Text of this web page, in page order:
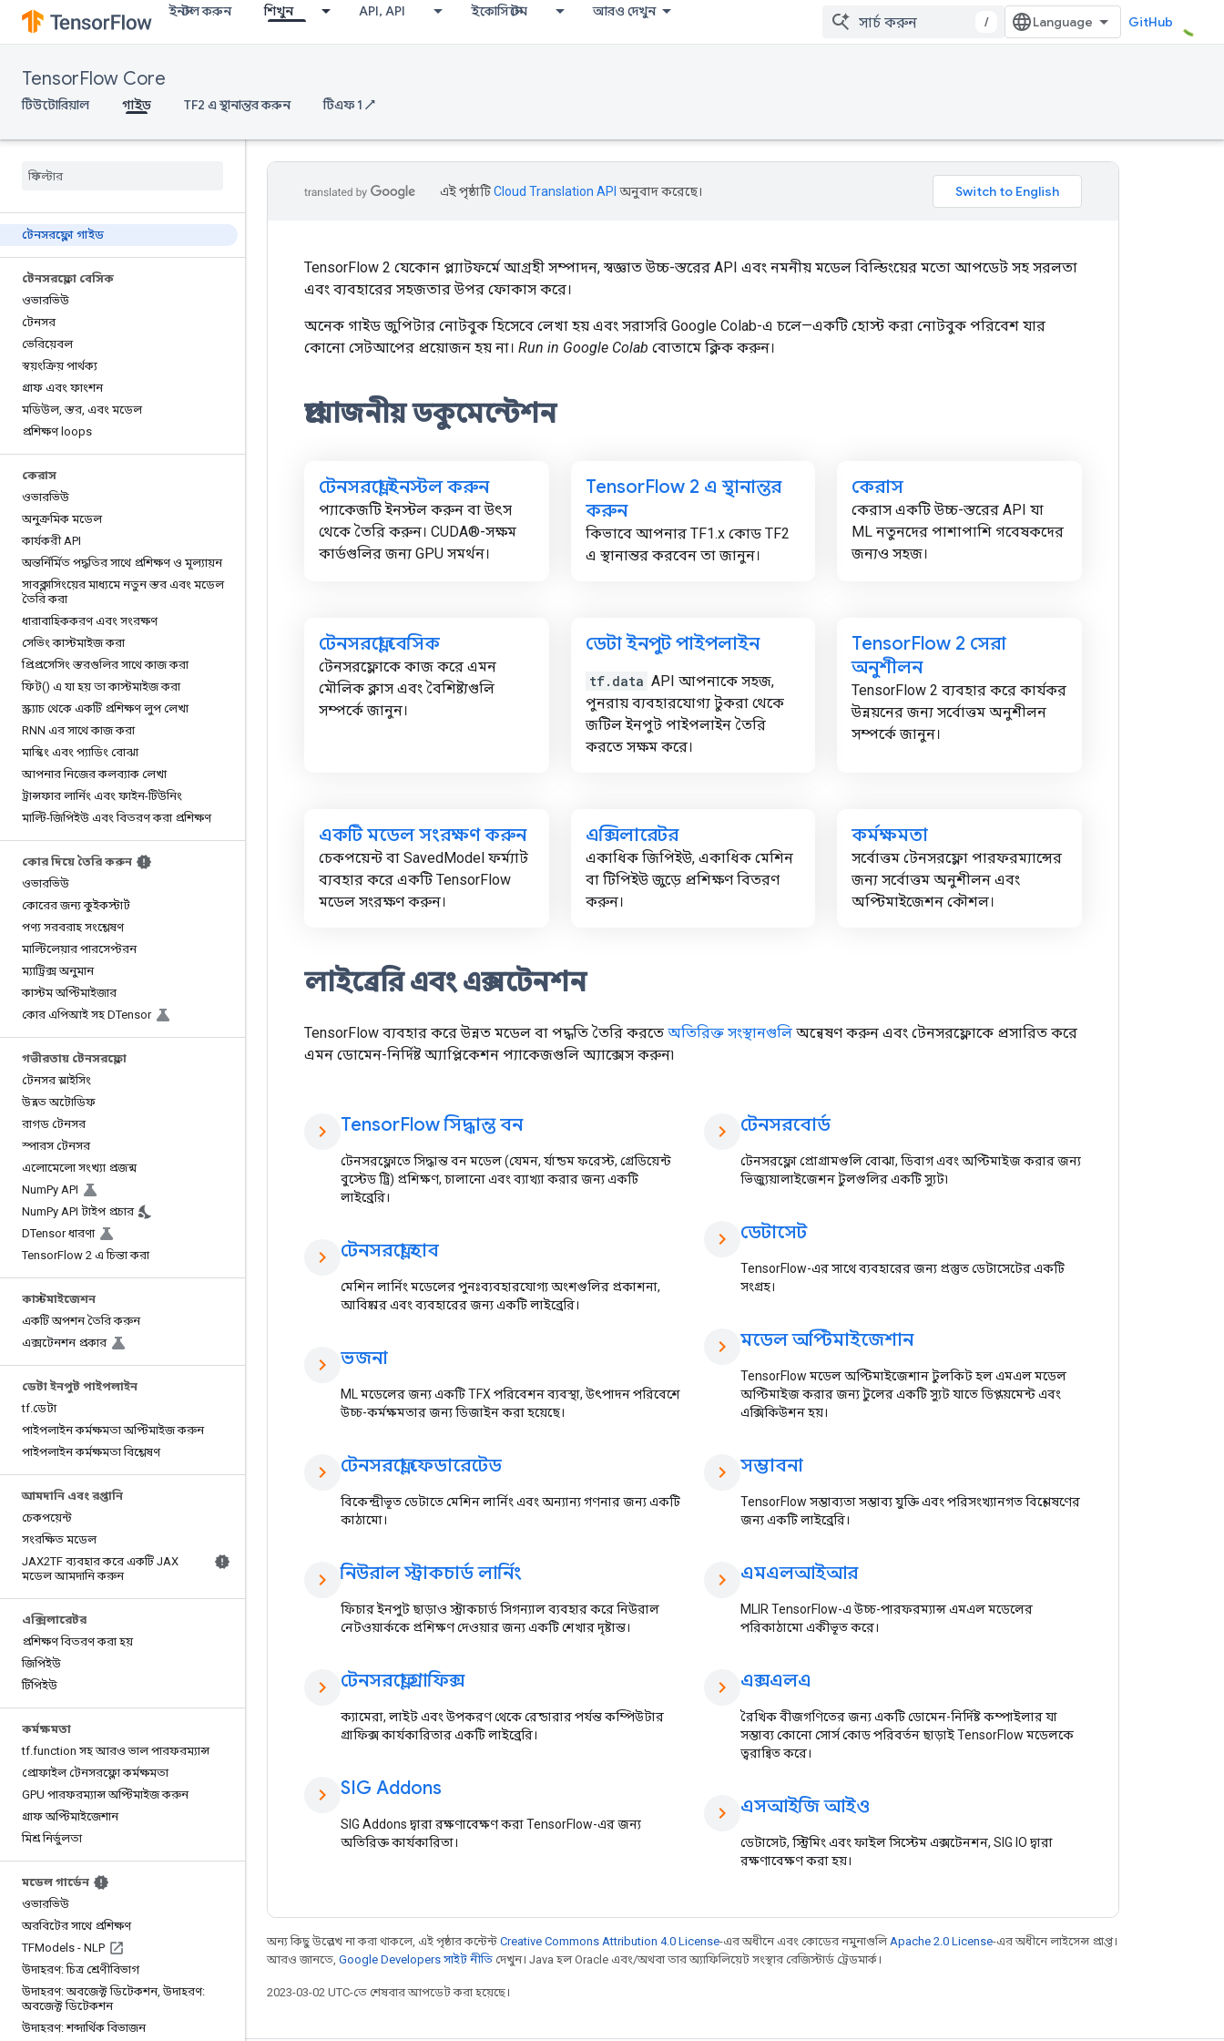
ইনস্টল করুন শিখুন API, API ইকোসিস্টেম আরও দেখুন
/ GitHub
TensorFlow Core
টিউটোরিয়াল গাইড TF2 এ স্থানান্তর করুন টিএফ 1 ↗
টেনসরফ্লো গাইড
টেনসরফ্লো বেসিক
ওভারভিউ
টেনসর
ভেরিয়েবল
স্বয়ংক্রিয় পার্থক্য
গ্রাফ এবং ফাংশন
মডিউল, স্তর, এবং মডেল
প্রশিক্ষণ loops
কেরাস
ওভারভিউ
অনুক্রমিক মডেল
কার্যকরী API
অন্তর্নির্মিত পদ্ধতির সাথে প্রশিক্ষণ ও মূল্যায়ন
সাবক্লাসিংয়ের মাধ্যমে নতুন স্তর এবং মডেল
তৈরি করা
ধারাবাহিককরণ এবং সংরক্ষণ
সেভিং কাস্টমাইজ করা
প্রিপ্রসেসিং স্তরগুলির সাথে কাজ করা
ফিট() এ যা হয় তা কাস্টমাইজ করা
স্ক্র্যাচ থেকে একটি প্রশিক্ষণ লুপ লেখা
RNN এর সাথে কাজ করা
মাস্কিং এবং প্যাডিং বোঝা
আপনার নিজের কলব্যাক লেখা
ট্রান্সফার লার্নিং এবং ফাইন-টিউনিং
মাল্টি-জিপিইউ এবং বিতরণ করা প্রশিক্ষণ
কোর দিয়ে তৈরি করুন
ওভারভিউ
কোরের জন্য কুইকস্টার্ট
পণ্য সরবরাহ সংশ্লেষণ
মাল্টিলেয়ার পারসেপ্টরন
ম্যাট্রিক্স অনুমান
কাস্টম অপ্টিমাইজার
কোর এপিআই সহ DTensor
গভীরতায় টেনসরফ্লো
টেনসর স্লাইসিং
উন্নত অটোডিফ
রাগড টেনসর
স্পারস টেনসর
এলোমেলো সংখ্যা প্রজন্ম
NumPy API
NumPy API টাইপ প্রচার
DTensor ধারণা
TensorFlow 2 এ চিন্তা করা
কাস্টমাইজেশন
একটি অপশন তৈরি করুন
এক্সটেনশন প্রকার
ডেটা ইনপুট পাইপলাইন
tf.ডেটা
পাইপলাইন কর্মক্ষমতা অপ্টিমাইজ করুন
পাইপলাইন কর্মক্ষমতা বিশ্লেষণ
আমদানি এবং রপ্তানি
চেকপয়েন্ট
সংরক্ষিত মডেল
JAX2TF ব্যবহার করে একটি JAX
মডেল আমদানি করুন
এক্সিলারেটর
প্রশিক্ষণ বিতরণ করা হয়
জিপিইউ
টিপিইউ
কর্মক্ষমতা
tf.function সহ আরও ভাল পারফরম্যান্স
প্রোফাইল টেনসরফ্লো কর্মক্ষমতা
GPU পারফরম্যান্স অপ্টিমাইজ করুন
গ্রাফ অপ্টিমাইজেশান
মিশ্র নির্ভুলতা
মডেল গার্ডেন
ওভারভিউ
অরবিটের সাথে প্রশিক্ষণ
TFModels - NLP
উদাহরণ: চিত্র শ্রেণীবিভাগ
উদাহরণ: অবজেক্ট ডিটেকশন, উদাহরণ:
অবজেক্ট ডিটেকশন
উদাহরণ: শব্দার্থিক বিভাজন
এই পৃষ্ঠাটিCloud Translation API অনুবাদ করেছে।
TensorFlow 2 যেকোন প্ল্যাটফর্মে আগ্রহী সম্পাদন, স্বজ্ঞাত উচ্চ-স্তরের API এবং নমনীয় মডেল বিল্ডিংয়ের মতো আপডেট সহ সরলতা
এবং ব্যবহারের সহজতার উপর ফোকাস করে।
অনেক গাইড জুপিটার নোটবুক হিসেবে লেখা হয় এবং সরাসরি Google Colab-এ চলে—একটি হোস্ট করা নোটবুক পরিবেশ যার
কোনো সেটআপের প্রয়োজন হয় না। Run in Google Colab বোতামে ক্লিক করুন।
প্রয়োজনীয় ডকুমেন্টেশন
টেনসরফ্লো ইনস্টল করুন
প্যাকেজটি ইনস্টল করুন বা উৎস
থেকে তৈরি করুন। CUDA®-সক্ষম
কার্ডগুলির জন্য GPU সমর্থন।
TensorFlow 2 এ স্থানান্তর
করুন
কিভাবে আপনার TF1.x কোড TF2
এ স্থানান্তর করবেন তা জানুন।
কেরাস
কেরাস একটি উচ্চ-স্তরের API যা
ML নতুনদের পাশাপাশি গবেষকদের
জন্যও সহজ।
টেনসরফ্লো বেসিক
টেনসরফ্লোকে কাজ করে এমন
মৌলিক ক্লাস এবং বৈশিষ্ট্যগুলি
সম্পর্কে জানুন।
ডেটা ইনপুট পাইপলাইন
tf.data API আপনাকে সহজ,
পুনরায় ব্যবহারযোগ্য টুকরা থেকে
জটিল ইনপুট পাইপলাইন তৈরি
করতে সক্ষম করে।
TensorFlow 2 সেরা
অনুশীলন
TensorFlow 2 ব্যবহার করে কার্যকর
উন্নয়নের জন্য সর্বোত্তম অনুশীলন
সম্পর্কে জানুন।
একটি মডেল সংরক্ষণ করুন
চেকপয়েন্ট বা SavedModel ফর্ম্যাট
ব্যবহার করে একটি TensorFlow
মডেল সংরক্ষণ করুন।
এক্সিলারেটর
একাধিক জিপিইউ, একাধিক মেশিন
বা টিপিইউ জুড়ে প্রশিক্ষণ বিতরণ
করুন।
কর্মক্ষমতা
সর্বোত্তম টেনসরফ্লো পারফরম্যান্সের
জন্য সর্বোত্তম অনুশীলন এবং
অপ্টিমাইজেশন কৌশল।
লাইব্রেরি এবং এক্সটেনশন
TensorFlow ব্যবহার করে উন্নত মডেল বা পদ্ধতি তৈরি করতে অতিরিক্ত সংস্থানগুলি অন্বেষণ করুন এবং টেনসরফ্লোকে প্রসারিত করে
এমন ডোমেন-নির্দিষ্ট অ্যাপ্লিকেশন প্যাকেজগুলি অ্যাক্সেস করুন৷
chevron_right TensorFlow সিদ্ধান্ত বন
টেনসরফ্লোতে সিদ্ধান্ত বন মডেল (যেমন, র্যান্ডম ফরেস্ট, গ্রেডিয়েন্ট
বুস্টেড ট্রি) প্রশিক্ষণ, চালানো এবং ব্যাখ্যা করার জন্য একটি
লাইব্রেরি।
chevron_right টেনসরফ্লো হাব
মেশিন লার্নিং মডেলের পুনঃব্যবহারযোগ্য অংশগুলির প্রকাশনা,
আবিষ্কার এবং ব্যবহারের জন্য একটি লাইব্রেরি।
chevron_right ভজনা
ML মডেলের জন্য একটি TFX পরিবেশন ব্যবস্থা, উৎপাদন পরিবেশে
উচ্চ-কর্মক্ষমতার জন্য ডিজাইন করা হয়েছে।
chevron_right টেনসরফ্লো ফেডারেটেড
বিকেন্দ্রীভূত ডেটাতে মেশিন লার্নিং এবং অন্যান্য গণনার জন্য একটি
কাঠামো।
chevron_right নিউরাল স্ট্রাকচার্ড লার্নিং
ফিচার ইনপুট ছাড়াও স্ট্রাকচার্ড সিগন্যাল ব্যবহার করে নিউরাল
নেটওয়ার্ককে প্রশিক্ষণ দেওয়ার জন্য একটি শেখার দৃষ্টান্ত।
chevron_right টেনসরফ্লো গ্রাফিক্স
ক্যামেরা, লাইট এবং উপকরণ থেকে রেন্ডারার পর্যন্ত কম্পিউটার
গ্রাফিক্স কার্যকারিতার একটি লাইব্রেরি।
chevron_right SIG Addons
SIG Addons দ্বারা রক্ষণাবেক্ষণ করা TensorFlow-এর জন্য
অতিরিক্ত কার্যকারিতা।
chevron_right টেনসরবোর্ড
টেনসরফ্লো প্রোগ্রামগুলি বোঝা, ডিবাগ এবং অপ্টিমাইজ করার জন্য
ভিজ্যুয়ালাইজেশন টুলগুলির একটি স্যুট৷
chevron_right ডেটাসেট
TensorFlow-এর সাথে ব্যবহারের জন্য প্রস্তুত ডেটাসেটের একটি
সংগ্রহ।
chevron_right মডেল অপ্টিমাইজেশান
TensorFlow মডেল অপ্টিমাইজেশান টুলকিট হল এমএল মডেল
অপ্টিমাইজ করার জন্য টুলের একটি স্যুট যাতে ডিপ্লয়মেন্ট এবং
এক্সিকিউশন হয়।
chevron_right সম্ভাবনা
TensorFlow সম্ভাব্যতা সম্ভাব্য যুক্তি এবং পরিসংখ্যানগত বিশ্লেষণের
জন্য একটি লাইব্রেরি।
chevron_right এমএলআইআর
MLIR TensorFlow-এ উচ্চ-পারফরম্যান্স এমএল মডেলের
পরিকাঠামো একীভূত করে।
chevron_right এক্সএলএ
রৈখিক বীজগণিতের জন্য একটি ডোমেন-নির্দিষ্ট কম্পাইলার যা
সম্ভাব্য কোনো সোর্স কোড পরিবর্তন ছাড়াই TensorFlow মডেলকে
ত্বরান্বিত করে।
chevron_right এসআইজি আইও
ডেটাসেট, স্ট্রিমিং এবং ফাইল সিস্টেম এক্সটেনশন, SIG IO দ্বারা
রক্ষণাবেক্ষণ করা হয়।
অন্য কিছু উল্লেখ না করা থাকলে, এই পৃষ্ঠার কন্টেন্ট Creative Commons Attribution 4.0 License-এর অধীনে এবং কোডের নমুনাগুলিApache 2.0 License-এর অধীনে লাইসেন্স প্রাপ্ত।
আরও জানতে, Google Developers সাইট নীতি দেখুন। Java হল Oracle এবং/অথবা তার অ্যাফিলিয়েট সংস্থার রেজিস্টার্ড ট্রেডমার্ক।
2023-03-02 UTC-তে শেষবার আপডেট করা হয়েছে।